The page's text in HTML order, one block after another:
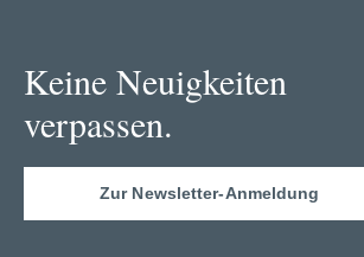
Keine Neuigkeiten
verpassen.
Zur Newsletter-Anmeldung